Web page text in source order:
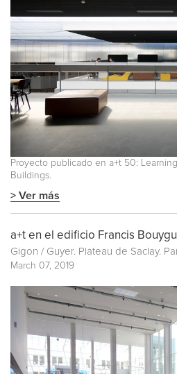
Proyecto publicado en a+t 50:
Buildings.
> Ver más
a+t en el edificio Francis
Gigon / Guyer. Plateau de Saclay.
March 07, 2019